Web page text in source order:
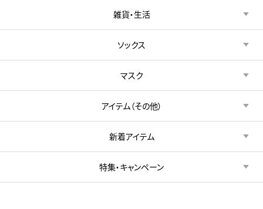
雑貨・生活
ソックス
マスク
アイテム（その他）
新着アイテム
特集・キャンペーン